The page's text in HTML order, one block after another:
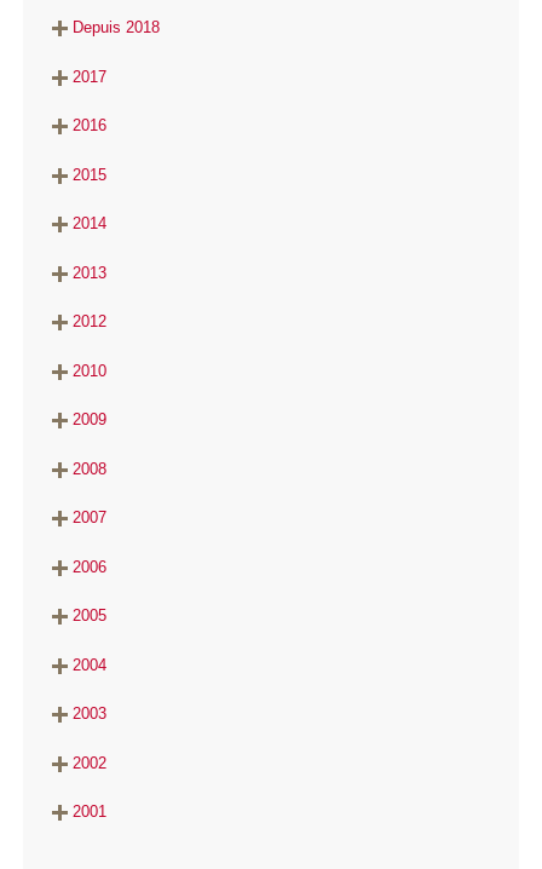
Depuis 2018
2017
2016
2015
2014
2013
2012
2010
2009
2008
2007
2006
2005
2004
2003
2002
2001